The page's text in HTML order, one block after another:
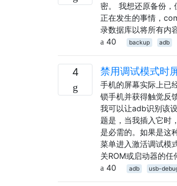
密。 我想还原备份
正在发生的事情，
录数据库以将所有内
40
backup adb
4 禁用调试模式时
手机的屏幕实际上已
锁手机并获得触觉反
我可以让adb识别该
题是，当我插入它时
是必需的。如果是这
菜单进入激活调试模
关ROM或启动器的任
40
adb usb-